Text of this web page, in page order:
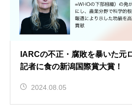
IARCの不正・腐敗を暴いた元
記者に食の新潟国際賞大賞！
2024.08.05